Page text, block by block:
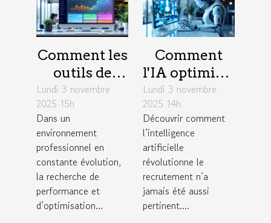
Comment les
outils de
gestion de
projet
favorisent
l'efficacité en
entreprise ?
Lundi 3 novembre
2025 15h
Dans un
environnement
professionnel en
constante évolution,
la recherche de
performance et
d’optimisation...
Comment
l'IA optimise-
t-elle les
stratégies de
recrutement
Lundi 3 novembre
2025 14h
Découvrir comment
l’intelligence
artificielle
révolutionne le
recrutement n’a
jamais été aussi
pertinent....